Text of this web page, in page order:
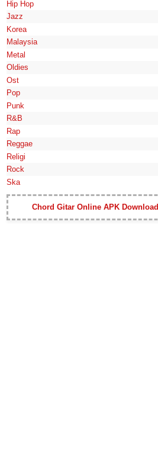
Hip Hop
Jazz
Korea
Malaysia
Metal
Oldies
Ost
Pop
Punk
R&B
Rap
Reggae
Religi
Rock
Ska
Chord Gitar Online APK Download